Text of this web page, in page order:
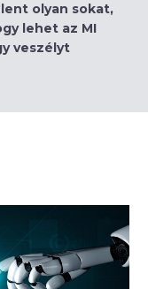
olyan sokat,
lehet az MI
veszélyt